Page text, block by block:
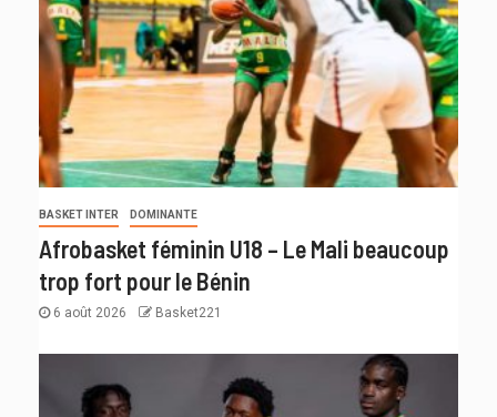
BASKET INTER DOMINANTE
Afrobasket féminin U18 – Le Mali beaucoup
trop fort pour le Bénin
6 août 2026 Basket221